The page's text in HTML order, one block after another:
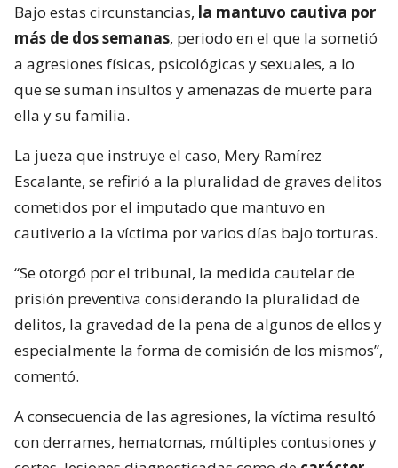
Bajo estas circunstancias, la mantuvo cautiva por
más de dos semanas, periodo en el que la sometió
a agresiones físicas, psicológicas y sexuales, a lo
que se suman insultos y amenazas de muerte para
ella y su familia.
La jueza que instruye el caso, Mery Ramírez
Escalante, se refirió a la pluralidad de graves delitos
cometidos por el imputado que mantuvo en
cautiverio a la víctima por varios días bajo torturas.
“Se otorgó por el tribunal, la medida cautelar de
prisión preventiva considerando la pluralidad de
delitos, la gravedad de la pena de algunos de ellos y
especialmente la forma de comisión de los mismos”,
comentó.
A consecuencia de las agresiones, la víctima resultó
con derrames, hematomas, múltiples contusiones y